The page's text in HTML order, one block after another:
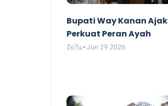
Bupati Way Kanan Ajak
Perkuat Peran Ayah
ZoTu Jun 29 2026